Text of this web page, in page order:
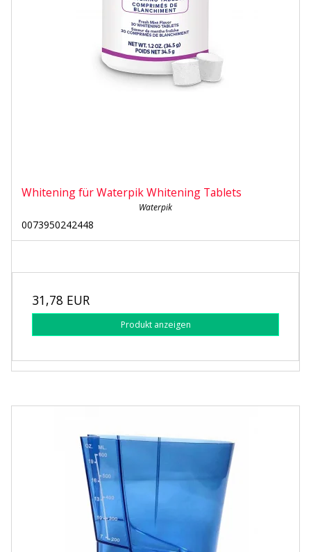
Whitening für Waterpik Whitening Tablets
Waterpik
0073950242448
31,78 EUR
Produkt anzeigen